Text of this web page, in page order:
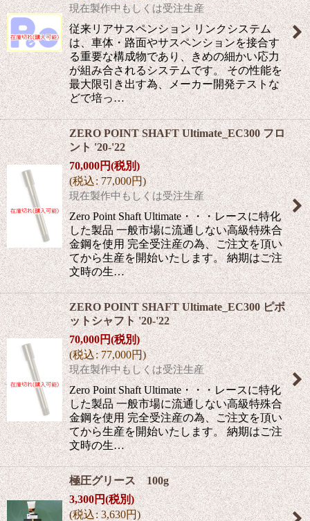
現在製作中もしくは受注生産
従来リアサスペンション リンクシステム
は、車体・路面やサスペンションを接合す
る重要な構成物であり、きめの細かい応力
が組み合されるシステムです。 その性能を
最大限引き出す為、メーカー開発テストな
どで培っ…
ZERO POINT SHAFT Ultimate_EC300 フロ
ント '20-'22
70,000円(税別)
(税込: 77,000円)
現在製作中もしくは受注生産
Zero Point Shaft Ultimate・・・レースに特化
した製品 一般市場に流通しない高級特殊合
金鋼を使用 完全受注産の為、ご注文を頂い
てから生産を開始いたします。 納期はご注
文時の生…
ZERO POINT SHAFT Ultimate_EC300 ピボ
ットシャフト '20-'22
70,000円(税別)
(税込: 77,000円)
現在製作中もしくは受注生産
Zero Point Shaft Ultimate・・・レースに特化
した製品 一般市場に流通しない高級特殊合
金鋼を使用 完全受注産の為、ご注文を頂い
てから生産を開始いたします。 納期はご注
文時の生…
極圧グリース 100g
3,300円(税別)
(税込: 3,630円)